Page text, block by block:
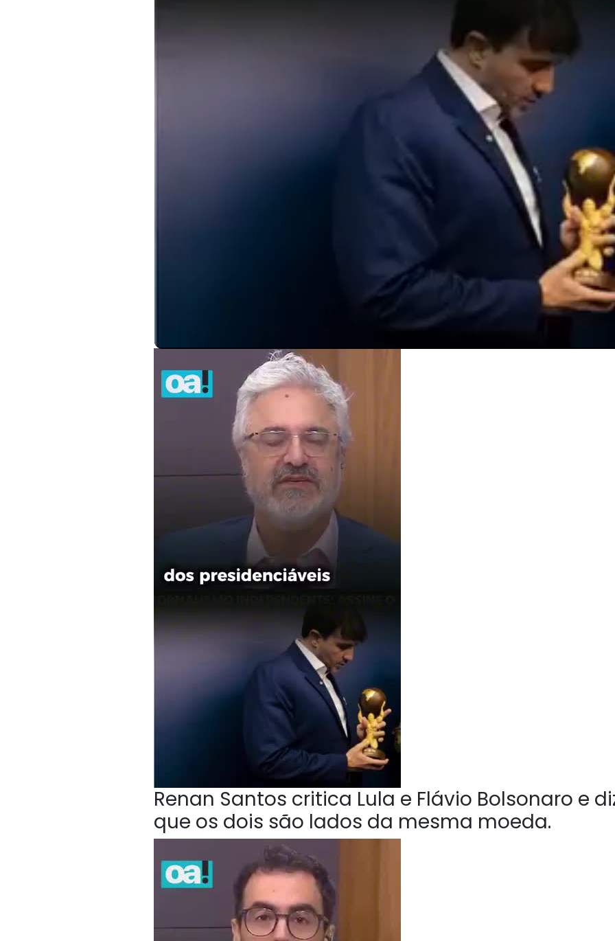
Renan Santos critica Lula e Flávio Bolsonaro e
que os dois são lados da mesma moeda.